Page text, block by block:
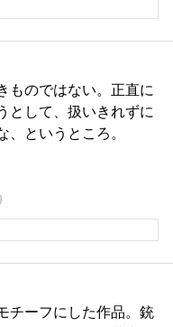
ものではない。正直に
として、扱いきれずに
、というところ。
ーフにした作品。銃